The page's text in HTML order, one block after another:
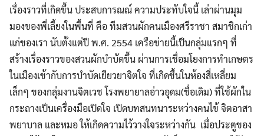
เรื่องราวที่เกิดขึ้น ประสบการณณ์ ความประทับใจนี้ เล่าผ่านมุม
มองของพี่เลี้ยงในพื้นที่ คือ ทีมสวนผักคนเมืองศรีราชา สมาชิกเก่า
แก่ของเรา นับตั้งแต่ปี พ.ศ. 2554 เครือข่ายนี้เป็นกลุ่มแรกๆ ที่
สร้างเรื่องราวของสวนผักบำบัดขึ้น ผ่านการเชื่อมโยงการทำเกษตร
ในเมืองเข้ากับการบำบัดเยียวยาจิตใจ ที่เกิดขึ้นในห้องสี่เหลี่ยม
เล็กๆ ของกลุ่มงานจิตเวช โรงพยายาลอ่าวอุดม(ชื่อเดิม) ที่ใช้ผักใน
กระถางเป็นเครื่องมือเปิดใจ เปิดบทสนทนาระหว่างคนไข้ จิตอาสา
พยาบาล และหมอ ให้เกิดความไว้วางใจระหว่างกัน เมื่อประตูของ